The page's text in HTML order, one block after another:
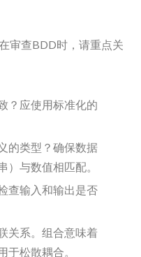
审查BDD时，请重点关
？应使用标准化的
的类型？确保数据
）与数值相匹配。
查输入和输出是否
关系。组合意味着
于松散耦合。